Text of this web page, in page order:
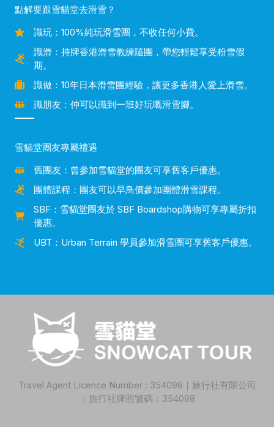
點解要跟雪貓堂去滑雪？
識玩：100%純玩滑雪團，不收任何小費。
識滑：持牌香港滑雪教練隨團，帶您輕鬆享受粉雪假
期。
識做：10年日本滑雪團經驗，讓更多香港人愛上滑雪。
識朋友：仲可以識到一班好玩嘅滑雪腳。
雪貓堂團友專屬禮遇
舊團友：曾參加雪貓堂的團友可享舊客戶優惠。
團體課程：團友可以早鳥價參加團體滑雪課程。
SBF：雪貓堂團友於 SBF Boardshop購物可享專屬折扣
優惠。
UBT：Urban Terrain 學員參加滑雪團可享舊客戶優惠。
Travel Agent Licence Number : 354098｜旅行社有限公司
｜旅行社牌照號碼：354098